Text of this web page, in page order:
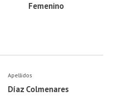
Femenino
Apellidos
Díaz Colmenares